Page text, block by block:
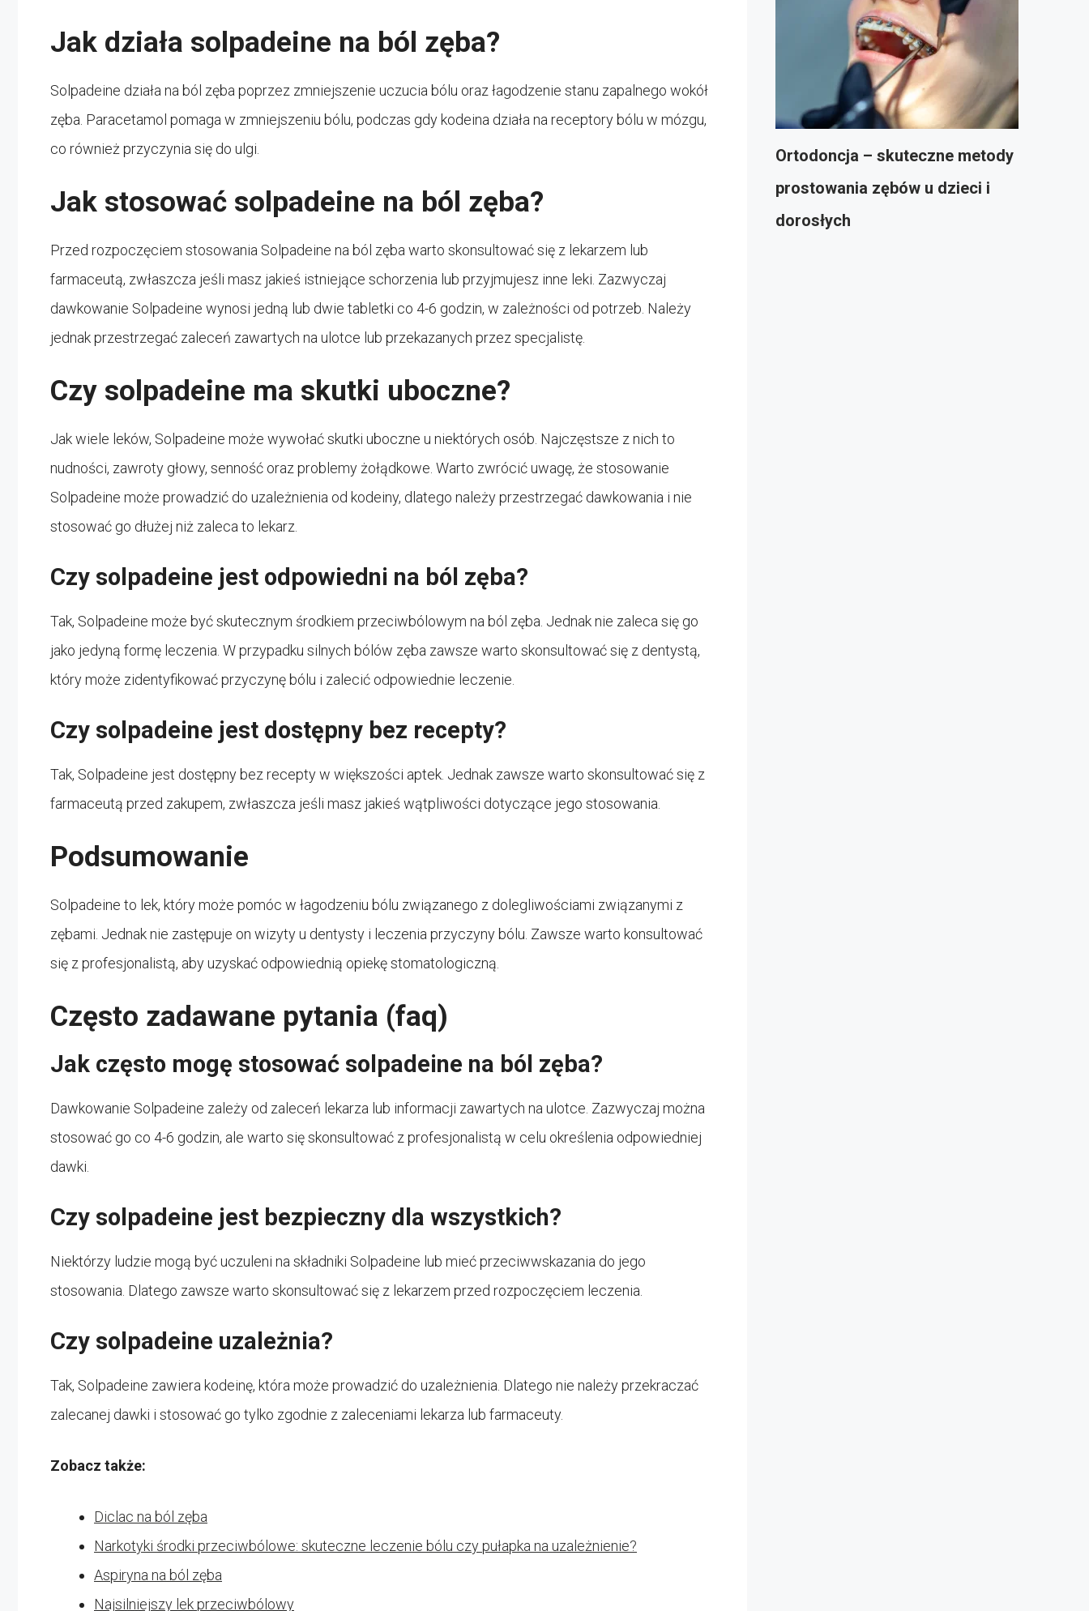
Jak działa solpadeine na ból zęba?
Solpadeine działa na ból zęba poprzez zmniejszenie uczucia bólu oraz łagodzenie stanu zapalnego wokół
zęba. Paracetamol pomaga w zmniejszeniu bólu, podczas gdy kodeina działa na receptory bólu w mózgu,
co również przyczynia się do ulgi.
Jak stosować solpadeine na ból zęba?
Przed rozpoczęciem stosowania Solpadeine na ból zęba warto skonsultować się z lekarzem lub
farmaceutą, zwłaszcza jeśli masz jakieś istniejące schorzenia lub przyjmujesz inne leki. Zazwyczaj
dawkowanie Solpadeine wynosi jedną lub dwie tabletki co 4-6 godzin, w zależności od potrzeb. Należy
jednak przestrzegać zaleceń zawartych na ulotce lub przekazanych przez specjalistę.
Czy solpadeine ma skutki uboczne?
Jak wiele leków, Solpadeine może wywołać skutki uboczne u niektórych osób. Najczęstsze z nich to
nudności, zawroty głowy, senność oraz problemy żołądkowe. Warto zwrócić uwagę, że stosowanie
Solpadeine może prowadzić do uzależnienia od kodeiny, dlatego należy przestrzegać dawkowania i nie
stosować go dłużej niż zaleca to lekarz.
Czy solpadeine jest odpowiedni na ból zęba?
Tak, Solpadeine może być skutecznym środkiem przeciwbólowym na ból zęba. Jednak nie zaleca się go
jako jedyną formę leczenia. W przypadku silnych bólów zęba zawsze warto skonsultować się z dentystą,
który może zidentyfikować przyczynę bólu i zalecić odpowiednie leczenie.
Czy solpadeine jest dostępny bez recepty?
Tak, Solpadeine jest dostępny bez recepty w większości aptek. Jednak zawsze warto skonsultować się z
farmaceutą przed zakupem, zwłaszcza jeśli masz jakieś wątpliwości dotyczące jego stosowania.
Podsumowanie
Solpadeine to lek, który może pomóc w łagodzeniu bólu związanego z dolegliwościami związanymi z
zębami. Jednak nie zastępuje on wizyty u dentysty i leczenia przyczyny bólu. Zawsze warto konsultować
się z profesjonalistą, aby uzyskać odpowiednią opiekę stomatologiczną.
Często zadawane pytania (faq)
Jak często mogę stosować solpadeine na ból zęba?
Dawkowanie Solpadeine zależy od zaleceń lekarza lub informacji zawartych na ulotce. Zazwyczaj można
stosować go co 4-6 godzin, ale warto się skonsultować z profesjonalistą w celu określenia odpowiedniej
dawki.
Czy solpadeine jest bezpieczny dla wszystkich?
Niektórzy ludzie mogą być uczuleni na składniki Solpadeine lub mieć przeciwwskazania do jego
stosowania. Dlatego zawsze warto skonsultować się z lekarzem przed rozpoczęciem leczenia.
Czy solpadeine uzależnia?
Tak, Solpadeine zawiera kodeinę, która może prowadzić do uzależnienia. Dlatego nie należy przekraczać
zalecanej dawki i stosować go tylko zgodnie z zaleceniami lekarza lub farmaceuty.
Zobacz także:
Diclac na ból zęba
Narkotyki środki przeciwbólowe: skuteczne leczenie bólu czy pułapka na uzależnienie?
Aspiryna na ból zęba
Najsilniejszy lek przeciwbólowy
Ortodoncja – skuteczne metody
prostowania zębów u dzieci i
dorosłych